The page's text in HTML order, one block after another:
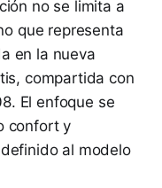
no se limita a
que representa
en la nueva
compartida con
El enfoque se
confort y
al modelo